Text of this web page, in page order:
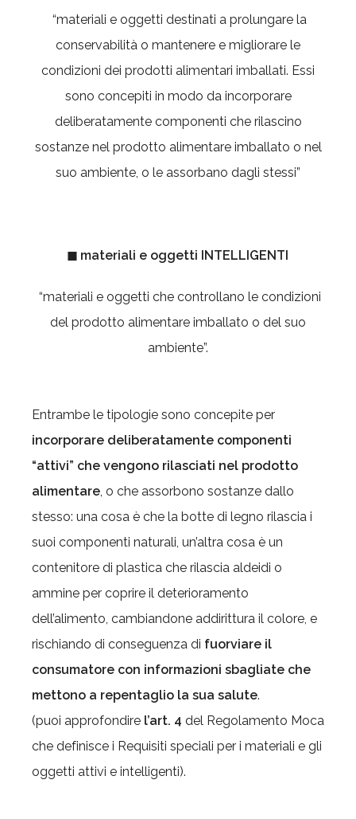
“materiali e oggetti destinati a prolungare la
conservabilità o mantenere e migliorare le
condizioni dei prodotti alimentari imballati. Essi
sono concepiti in modo da incorporare
deliberatamente componenti che rilascino
sostanze nel prodotto alimentare imballato o nel
suo ambiente, o le assorbano dagli stessi”
◼ materiali e oggetti INTELLIGENTI
“materiali e oggetti che controllano le condizioni
del prodotto alimentare imballato o del suo
ambiente”.
Entrambe le tipologie sono concepite per
incorporare deliberatamente componenti
“attivi” che vengono rilasciati nel prodotto
alimentare, o che assorbono sostanze dallo
stesso: una cosa è che la botte di legno rilascia i
suoi componenti naturali, un’altra cosa è un
contenitore di plastica che rilascia aldeidi o
ammine per coprire il deterioramento
dell’alimento, cambiandone addirittura il colore, e
rischiando di conseguenza di fuorviare il
consumatore con informazioni sbagliate che
mettono a repentaglio la sua salute.
(puoi approfondire l’art. 4 del Regolamento Moca
che definisce i Requisiti speciali per i materiali e gli
oggetti attivi e intelligenti).